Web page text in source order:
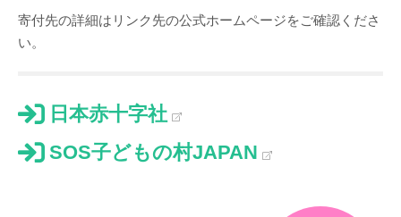
寄付先の詳細はリンク先の公式ホームページをご確認くださ
い。
日本赤十字社
SOS子どもの村JAPAN